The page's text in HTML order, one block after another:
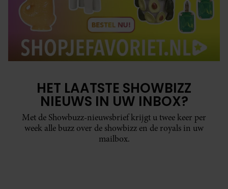
HET LAATSTE SHOWBIZZ
NIEUWS IN UW INBOX?
Met de Showbuzz-nieuwsbrief krijgt u twee keer per
week alle buzz over de showbizz en de royals in uw
mailbox.